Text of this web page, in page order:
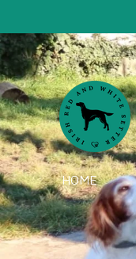
Hauptinhalt
springen
HOME